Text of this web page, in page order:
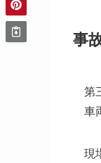
事
第
車
現